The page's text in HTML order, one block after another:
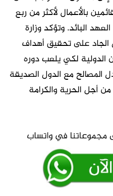
بالأعمال لأكثر من ربع
البائد. وتؤكد وزارة
الجاد على تحقيق أهداف
الدولية لكي يلعب دوره
المصالح مع الدول الصديقة
أجل الحرية والكرامة